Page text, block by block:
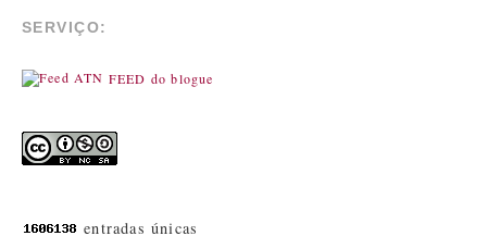
SERVIÇO:
FEED do blogue
entradas únicas